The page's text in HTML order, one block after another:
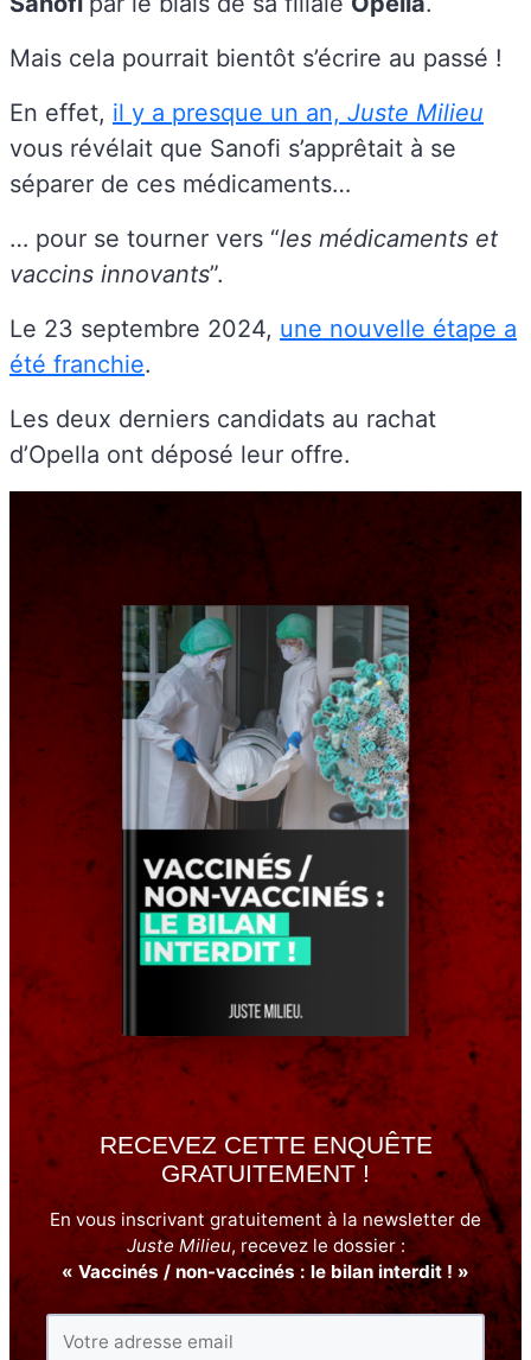
Mais cela pourrait bientôt s’écrire au passé !
En effet, il y a presque un an, Juste Milieu
vous révélait que Sanofi s’apprêtait à se
séparer de ces médicaments…
… pour se tourner vers “les médicaments et
vaccins innovants”.
Le 23 septembre 2024, une nouvelle étape a
été franchie.
Les deux derniers candidats au rachat
d’Opella ont déposé leur offre.
RECEVEZ CETTE ENQUÊTE
GRATUITEMENT !
En vous inscrivant gratuitement à la newsletter de
Juste Milieu, recevez le dossier :
« Vaccinés / non-vaccinés : le bilan interdit ! »